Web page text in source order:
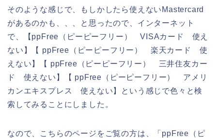
そのような感じで、もしかしたら使えないMastercard
があるのかも、、、と思ったので、インターネット
で、【ppFree（ピーピーフリー） VISAカード 使え
ない】【 ppFree（ピーピーフリー） 楽天カード 使
えない】【 ppFree（ピーピーフリー） 三井住友カー
ド 使えない】【 ppFree（ピーピーフリー） アメリ
カンエキスプレス 使えない】という感じで色々と検
索してみることにしました。
なので、こちらのページをご覧の方は、「ppFree（ピ